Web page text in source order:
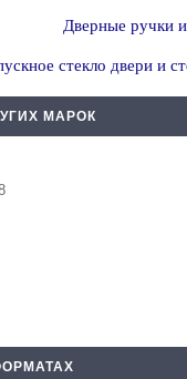
Дверные ручки
стекло двери и
МАРОК